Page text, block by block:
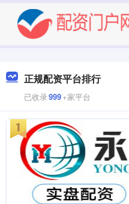
正规配资平台排行
已收录999+家平台